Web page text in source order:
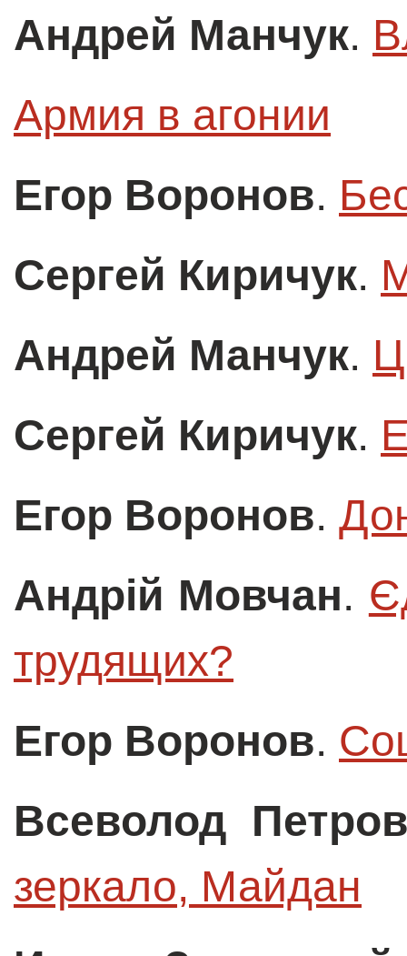
Андрей Манчук.
Армия в агонии
Егор Воронов.
Сергей Киричук.
Андрей Манчук.
Сергей Киричук.
Егор Воронов.
Андрій Мовчан.
трудящих?
Егор Воронов.
Всеволод
зеркало, Майдан